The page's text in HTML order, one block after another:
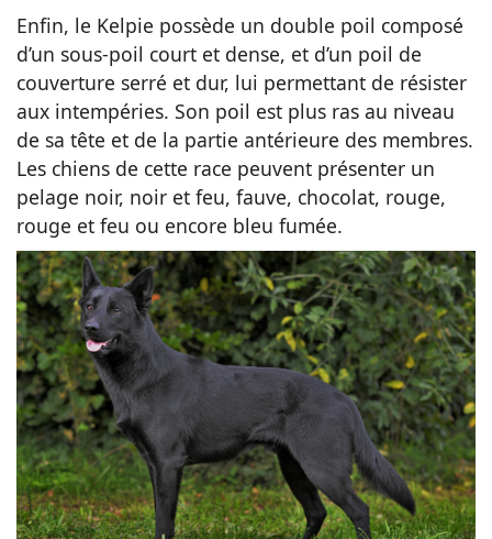
Enfin, le Kelpie possède un double poil composé
d’un sous-poil court et dense, et d’un poil de
couverture serré et dur, lui permettant de résister
aux intempéries. Son poil est plus ras au niveau
de sa tête et de la partie antérieure des membres.
Les chiens de cette race peuvent présenter un
pelage noir, noir et feu, fauve, chocolat, rouge,
rouge et feu ou encore bleu fumée.